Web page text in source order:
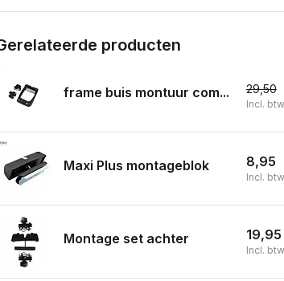
producten
frame buis montuur com... 29,50
Incl. btw
Maxi Plus montageblok 8,95
Incl. btw
Montage set achter 19,95
Incl. btw